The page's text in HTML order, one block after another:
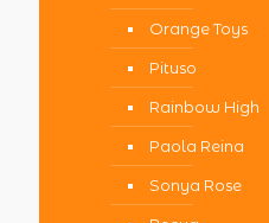
Orange Toys
Pituso
Rainbow High
Paola Reina
Sonya Rose